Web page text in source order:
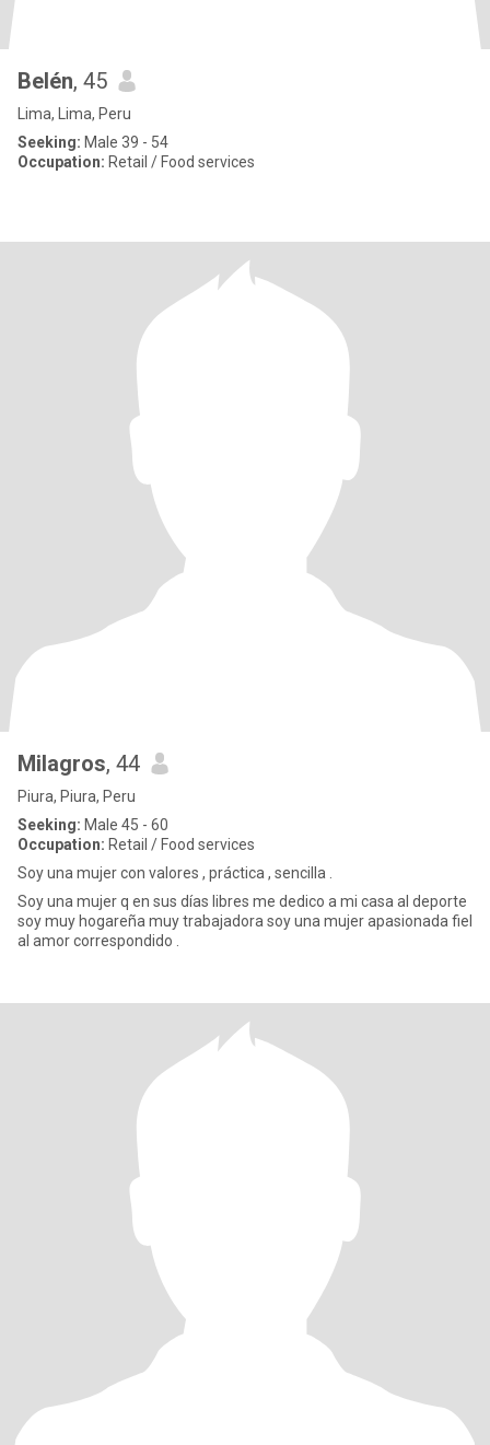
Belén, 45
Lima, Lima, Peru
Seeking: Male 39 - 54
Occupation: Retail / Food services
Milagros, 44
Piura, Piura, Peru
Seeking: Male 45 - 60
Occupation: Retail / Food services
Soy una mujer con valores , práctica , sencilla .
Soy una mujer q en sus días libres me dedico a mi casa al deporte
soy muy hogareña muy trabajadora soy una mujer apasionada fiel
al amor correspondido .